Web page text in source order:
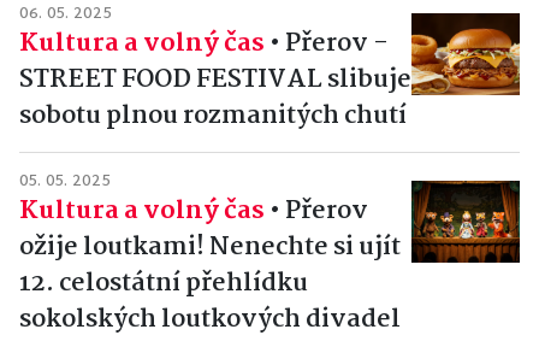
06. 05. 2025
Kultura a volný čas • Přerov -
STREET FOOD FESTIVAL slibuje
sobotu plnou rozmanitých chutí
05. 05. 2025
Kultura a volný čas • Přerov
ožije loutkami! Nenechte si ujít
12. celostátní přehlídku
sokolských loutkových divadel